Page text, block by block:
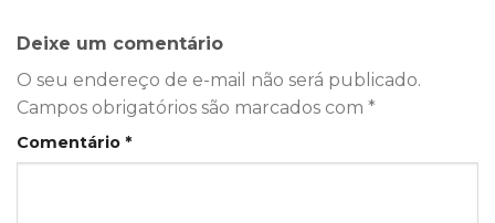
Deixe um comentário
O seu endereço de e-mail não será publicado.
Campos obrigatórios são marcados com *
Comentário *